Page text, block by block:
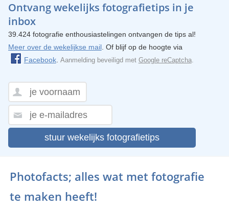
Ontvang wekelijks fotografietips in je
inbox
39.424 fotografie enthousiastelingen ontvangen de tips al!
Meer over de wekelijkse mail. Of blijf op de hoogte via
Facebook. Aanmelding beveiligd met Google reCaptcha.
stuur wekelijks fotografietips
Photofacts; alles wat met fotografie
te maken heeft!